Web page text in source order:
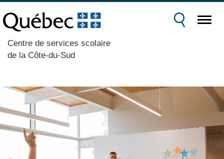
Centre de services scolaire
de la Côte-du-Sud